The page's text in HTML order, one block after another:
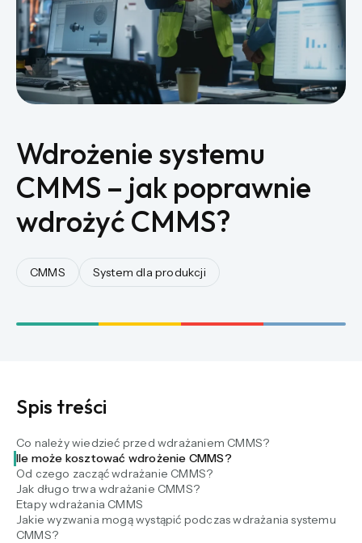
CMMS System dla produkcji
Wdrożenie systemu
CMMS – jak poprawnie
wdrożyć CMMS?
Spis treści
Co należy wiedzieć przed wdrażaniem CMMS?
Ile może kosztować wdrożenie CMMS?
Od czego zacząć wdrażanie CMMS?
Jak długo trwa wdrażanie CMMS?
Etapy wdrażania CMMS
Jakie wyzwania mogą wystąpić podczas wdrażania systemu
CMMS?